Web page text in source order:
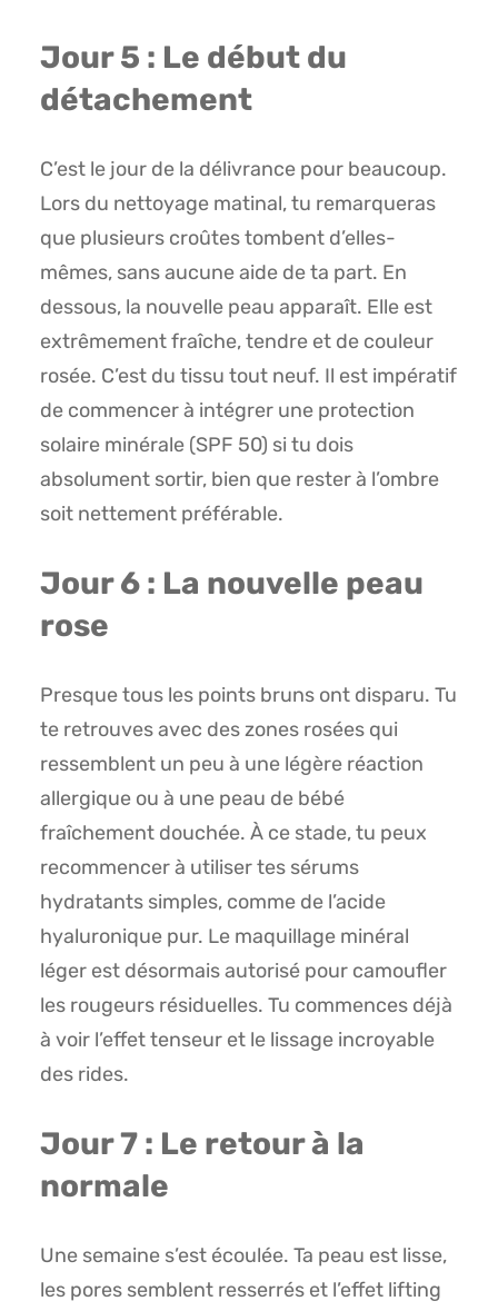
Jour 5 : Le début du
détachement
C’est le jour de la délivrance pour beaucoup.
Lors du nettoyage matinal, tu remarqueras
que plusieurs croûtes tombent d’elles-
mêmes, sans aucune aide de ta part. En
dessous, la nouvelle peau apparaît. Elle est
extrêmement fraîche, tendre et de couleur
rosée. C’est du tissu tout neuf. Il est impératif
de commencer à intégrer une protection
solaire minérale (SPF 50) si tu dois
absolument sortir, bien que rester à l’ombre
soit nettement préférable.
Jour 6 : La nouvelle peau
rose
Presque tous les points bruns ont disparu. Tu
te retrouves avec des zones rosées qui
ressemblent un peu à une légère réaction
allergique ou à une peau de bébé
fraîchement douchée. À ce stade, tu peux
recommencer à utiliser tes sérums
hydratants simples, comme de l’acide
hyaluronique pur. Le maquillage minéral
léger est désormais autorisé pour camoufler
les rougeurs résiduelles. Tu commences déjà
à voir l’effet tenseur et le lissage incroyable
des rides.
Jour 7 : Le retour à la
normale
Une semaine s’est écoulée. Ta peau est lisse,
les pores semblent resserrés et l’effet lifting